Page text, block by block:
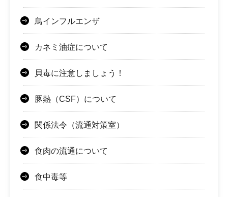
鳥インフルエンザ
カネミ油症について
貝毒に注意しましょう！
豚熱（CSF）について
関係法令（流通対策室）
食肉の流通について
食中毒等